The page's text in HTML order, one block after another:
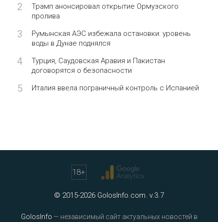
2
Трамп анонсировал открытие Ормузского
пролива
3
Румынская АЭС избежала остановки: уровень
воды в Дунае поднялся
4
Турция, Саудовская Аравия и Пакистан
договорятся о безопасности
5 Италия ввела пограничный контроль с Испанией
18+
© 2015-2026 GolosInfo.com. v.3.7
GolosInfo — независимый сайт актуальных новостей в